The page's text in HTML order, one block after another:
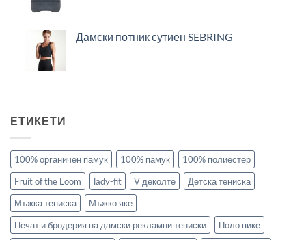
Дамски потник сутиен SEBRING
ЕТИКЕТИ
100% органичен памук 100% памук
100% полиестер
Fruit of the Loom
lady-fit V деколте
Детска тениска
Мъжка тениска
Мъжко яке
Печат и бродерия на дамски рекламни тениски
Поло пике